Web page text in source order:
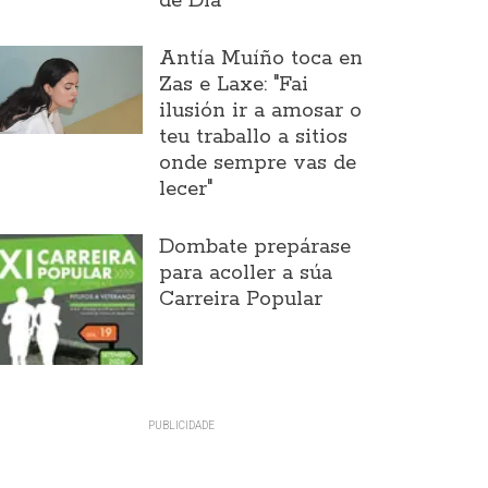
Antía Muíño toca en
Zas e Laxe: "Fai
ilusión ir a amosar o
teu traballo a sitios
onde sempre vas de
lecer"
Dombate prepárase
para acoller a súa
Carreira Popular